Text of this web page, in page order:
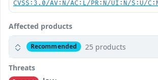
CVSS:3.0/AV:N/AC:L/PR:N/UI:N/S:U/
Affected products
Recommended 25 products
Threats